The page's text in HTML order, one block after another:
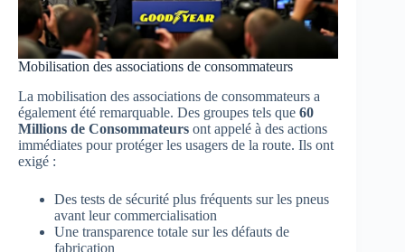
Mobilisation des associations de consommateurs
La mobilisation des associations de consommateurs a
également été remarquable. Des groupes tels que 60
Millions de Consommateurs ont appelé à des actions
immédiates pour protéger les usagers de la route. Ils ont
exigé :
Des tests de sécurité plus fréquents sur les pneus
avant leur commercialisation
Une transparence totale sur les défauts de
fabrication